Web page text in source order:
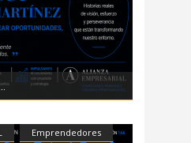
Emprendedores